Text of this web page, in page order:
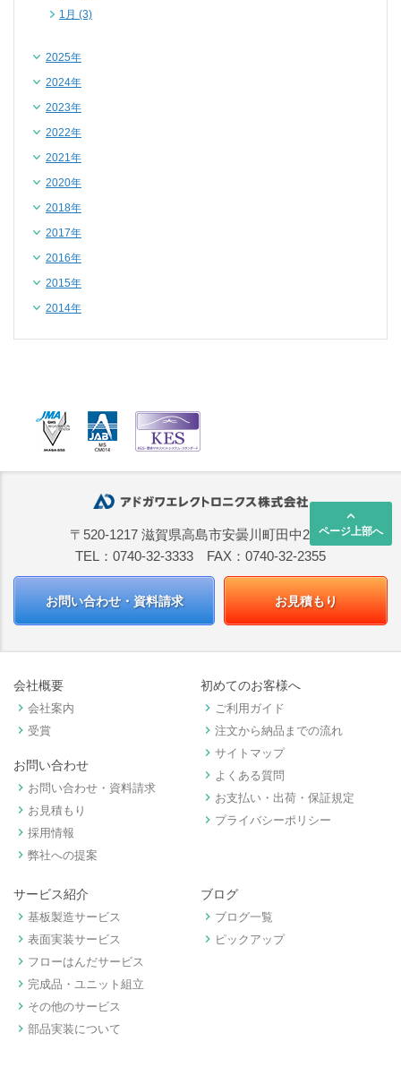
1月 (3)
2025年
2024年
2023年
2022年
2021年
2020年
2018年
2017年
2016年
2015年
2014年
keyboard_arrow_up
ページ上部へ
〒520-1217 滋賀県高島市安曇川町田中2668
TEL：0740-32-3333 FAX：0740-32-2355
お問い合わせ・資料請求 お見積もり
会社概要
keyboard_arrow_right 会社案内
keyboard_arrow_right 受賞
お問い合わせ
keyboard_arrow_right お問い合わせ・資料請求
keyboard_arrow_right お見積もり
keyboard_arrow_right 採用情報
keyboard_arrow_right 弊社への提案
初めてのお客様へ
keyboard_arrow_right ご利用ガイド
keyboard_arrow_right 注文から納品までの流れ
keyboard_arrow_right サイトマップ
keyboard_arrow_right よくある質問
keyboard_arrow_right お支払い・出荷・保証規定
keyboard_arrow_right プライバシーポリシー
サービス紹介
keyboard_arrow_right 基板製造サービス
keyboard_arrow_right 表面実装サービス
keyboard_arrow_right フローはんだサービス
keyboard_arrow_right 完成品・ユニット組立
keyboard_arrow_right その他のサービス
keyboard_arrow_right 部品実装について
ブログ
keyboard_arrow_right ブログ一覧
keyboard_arrow_right ピックアップ